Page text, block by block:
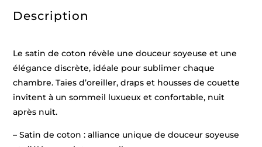
135
x
80
x
cm
Description
Le satin de coton révèle une douceur soyeuse et une
élégance discrète, idéale pour sublimer chaque
chambre. Taies d’oreiller, draps et housses de couette
invitent à un sommeil luxueux et confortable, nuit
après nuit.
– Satin de coton : alliance unique de douceur soyeuse